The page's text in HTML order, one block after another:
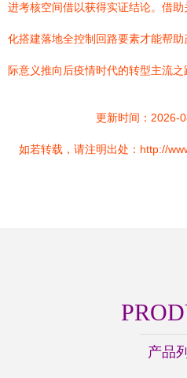
进考核空间借以获得实证结论。借
化搭建落地全控制回路要素才能帮
际意义推向后疫情时代的转型主流之
更新时间：2026-
如若转载，请注明出处：http://
产品